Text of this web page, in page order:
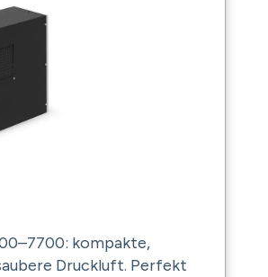
kompakte,
Druckluft. Perfekt